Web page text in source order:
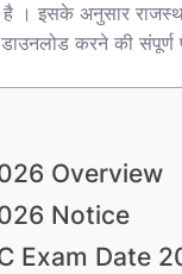
। इसके अनुसार
करने की संपूर्ण
Overview
Notice
Exam Date